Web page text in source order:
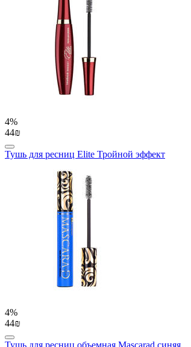
4%
44₪
Тушь для ресниц Elite Тройной эффект
4%
44₪